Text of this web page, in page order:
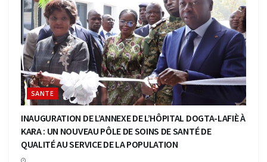
SANTE
INAUGURATION DE L’ANNEXE DE L’HÔPITAL DOGTA-LAFIÈ À
KARA : UN NOUVEAU PÔLE DE SOINS DE SANTÉ DE
QUALITÉ AU SERVICE DE LA POPULATION